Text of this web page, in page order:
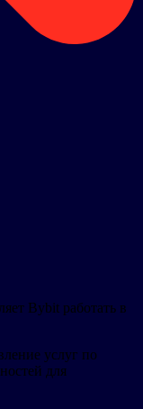
Bybit работать в
услуг по
для